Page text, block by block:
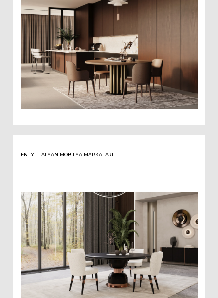
EN İYI İTALYAN MOBILYA MARKALARI